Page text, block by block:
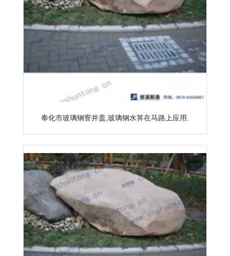
奉化市玻璃钢窨井盖,玻璃钢水箅在马路上应用.